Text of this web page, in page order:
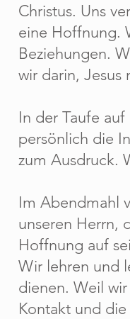
Christus. Uns
eine Hoffnung.
Beziehungen.
wir darin, Jesus
In der Taufe
persönlich die
zum Ausdruck.
Im Abendmahl
unseren Herrn,
Hoffnung auf
Wir lehren und
dienen. Weil
Kontakt und